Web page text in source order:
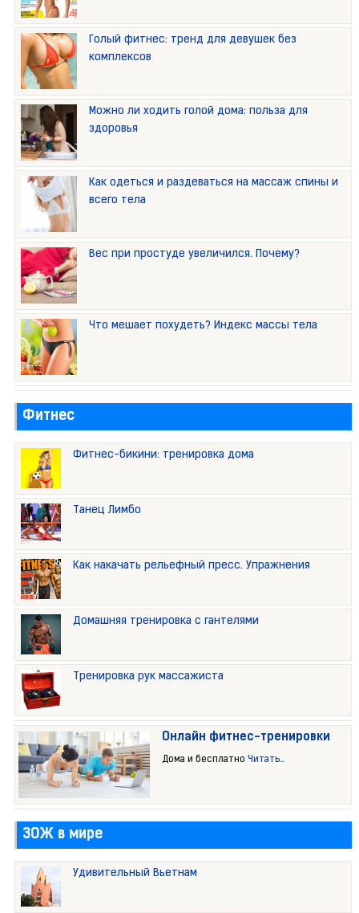
Голый фитнес: тренд для девушек без
комплексов
Можно ли ходить голой дома: польза для
здоровья
Как одеться и раздеваться на массаж спины и
всего тела
Вес при простуде увеличился. Почему?
Что мешает похудеть? Индекс массы тела
Фитнес
Фитнес-бикини: тренировка дома
Танец Лимбо
Как накачать рельефный пресс. Упражнения
Домашняя тренировка с гантелями
Тренировка рук массажиста
Онлайн фитнес-тренировки
Дома и бесплатноЧитать...
ЗОЖ в мире
Удивительный Вьетнам